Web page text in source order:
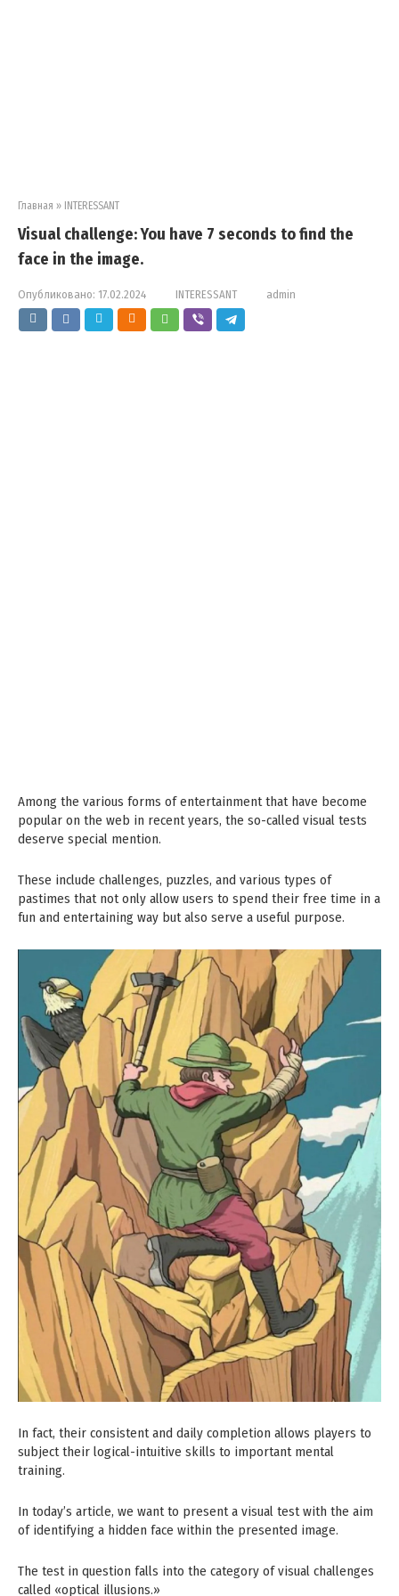
Главная » INTERESSANT
Visual challenge: You have 7 seconds to find the
face in the image.
Опубликовано: 17.02.2024 INTERESSANT admin
Among the various forms of entertainment that have become
popular on the web in recent years, the so-called visual tests
deserve special mention.
These include challenges, puzzles, and various types of
pastimes that not only allow users to spend their free time in a
fun and entertaining way but also serve a useful purpose.
In fact, their consistent and daily completion allows players to
subject their logical-intuitive skills to important mental
training.
In today’s article, we want to present a visual test with the aim
of identifying a hidden face within the presented image.
The test in question falls into the category of visual challenges
called «optical illusions.»